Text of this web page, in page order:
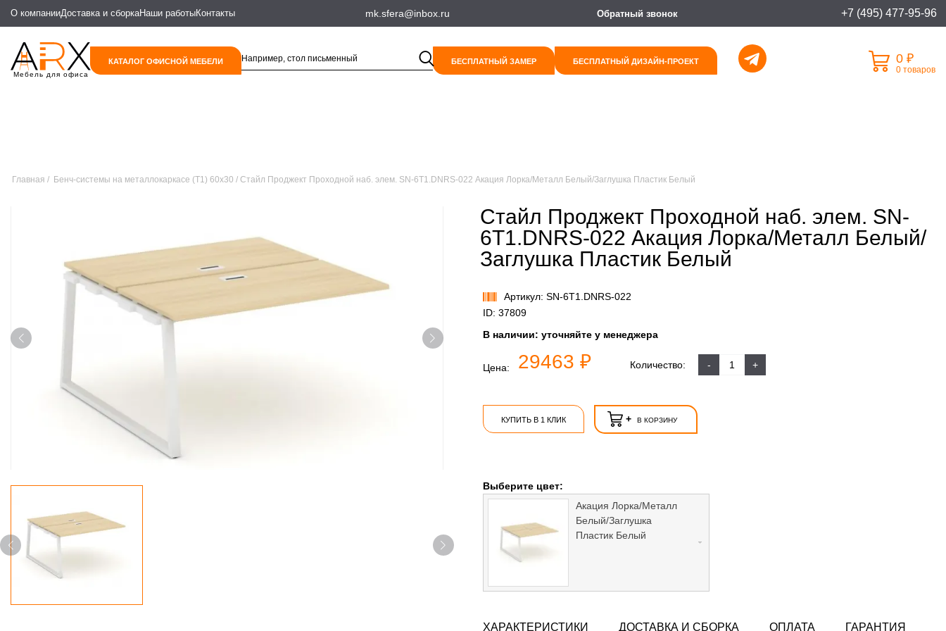
О компанииДоставка и сборкаНаши работыКонтакты mk.sfera@inbox.ru Обратный звонок +7 (495) 477-95-96
Мебель для офиса
КАТАЛОГ ОФИСНОЙ МЕБЕЛИ БЕСПЛАТНЫЙ ЗАМЕР БЕСПЛАТНЫЙ ДИЗАЙН-ПРОЕКТ 0 ₽
0 товаров
Главная Бенч-системы на металлокаркасе (Т1) 60х30 Стайл Проджект Проходной наб. элем. SN-6T1.DNRS-022 Акация Лорка/Металл Белый/Заглушка Пластик Белый
Стайл Проджект Проходной наб. элем. SN-
6T1.DNRS-022 Акация Лорка/Металл Белый/
Заглушка Пластик Белый
Артикул: SN-6T1.DNRS-022
ID: 37809
В наличии:уточняйте у менеджера
Цена: 29463 ₽ Количество: - +
КУПИТЬ В 1 КЛИК + В КОРЗИНУ
Выберите цвет:
Акация Лорка/Металл
Белый/Заглушка
Пластик Белый
ХАРАКТЕРИСТИКИ ДОСТАВКА И СБОРКА ОПЛАТА ГАРАНТИЯ